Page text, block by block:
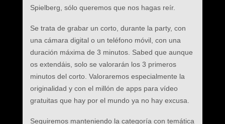
Spielberg, sólo queremos que nos hagas reír.
Se trata de grabar un corto, durante la party, con
una cámara digital o un teléfono móvil, con una
duración máxima de 3 minutos. Sabed que aunque
os extendáis, solo se valorarán los 3 primeros
minutos del corto. Valoraremos especialmente la
originalidad y con el millón de apps para vídeo
gratuitas que hay por el mundo ya no hay excusa.
Seguiremos manteniendo la categoría con temática